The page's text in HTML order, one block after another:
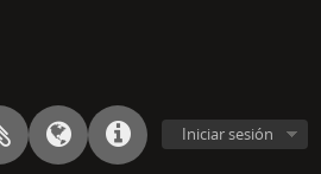
Iniciar sesión